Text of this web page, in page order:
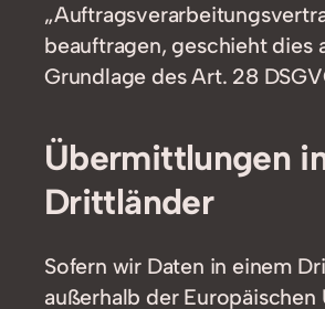
beauftragen, geschieht dies
Grundlage des Art. 28
Übermittlungen
Drittländer
Sofern wir Daten in einem
außerhalb der Europäischen